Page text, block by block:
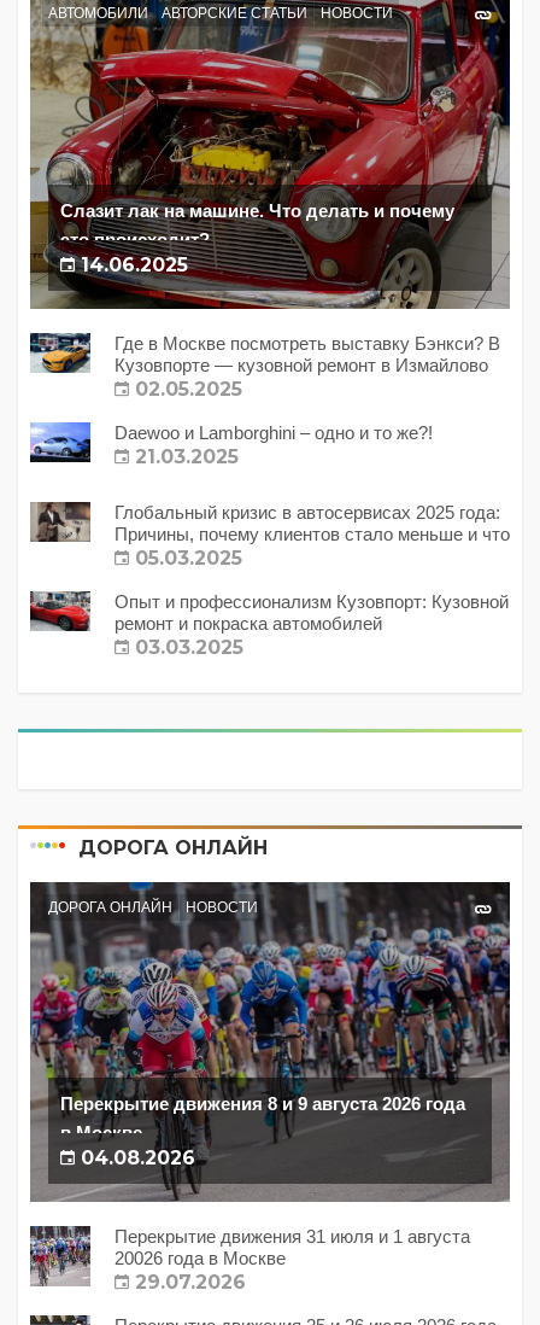
АВТОМОБИЛИ АВТОРСКИЕ СТАТЬИ НОВОСТИ
Слазит лак на машине. Что делать и почему
это происходит?
14.06.2025
Где в Москве посмотреть выставку Бэнкси? В
Кузовпорте — кузовной ремонт в Измайлово
02.05.2025
Daewoo и Lamborghini – одно и то же?!
21.03.2025
Глобальный кризис в автосервисах 2025 года:
Причины, почему клиентов стало меньше и что
с этим делать?
05.03.2025
Опыт и профессионализм Кузовпорт: Кузовной
ремонт и покраска автомобилей
03.03.2025
ДОРОГА ОНЛАЙН
ДОРОГА ОНЛАЙН НОВОСТИ
Перекрытие движения 8 и 9 августа 2026 года
в Москве
04.08.2026
Перекрытие движения 31 июля и 1 августа
20026 года в Москве
29.07.2026